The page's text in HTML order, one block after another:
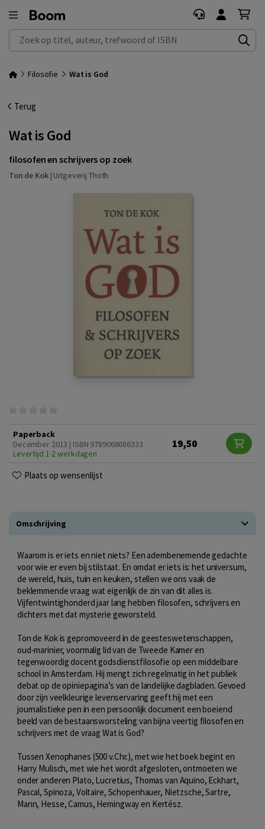
Zoek op titel, auteur, trefwoord of ISBN
Filosofie Wat is God
Terug
Wat is God
filosofen en schrijvers op zoek
Ton de Kok| Uitgeverij Thoth
Paperback
December 2013 | ISBN 9789068686333
Levertijd 1-2 werkdagen
19,50
Plaats op wensenlijst
Omschrijving
Waarom is er iets en niet niets? Een adembenemende gedachte
voor wie er even bij stilstaat. En omdat er iets is: het universum,
de wereld, huis, tuin en keuken, stellen we ons vaak de
beklemmende vraag wat eigenlijk de zin van dit alles is.
Vijfentwintighonderd jaar lang hebben filosofen, schrijvers en
dichters met dat mysterie geworsteld.
Ton de Kok is gepromoveerd in de geesteswetenschappen,
oud-marinier, voormalig lid van de Tweede Kamer en
tegenwoordig docent godsdienstfilosofie op een middelbare
school in Amsterdam. Hij mengt zich regelmatig in het publiek
debat op de opiniepagina’s van de landelijke dagbladen. Gevoed
door zijn veelkleurige levenservaring geeft hij met een
journalistieke pen in een persoonlijk document een boeiend
beeld van de bestaansworsteling van bijna veertig filosofen en
schrijvers met de vraag Wat is God?
Tussen Xenophanes (500 v.Chr.), met wie het boek begint en
Harry Mulisch, met wie het wordt afgesloten, ontmoeten we
onder anderen Plato, Lucretius, Thomas van Aquino, Eckhart,
Pascal, Spinoza, Voltaire, Schopenhauer, Nietzsche, Sartre,
Mann, Hesse, Camus, Hemingway en Kertész.